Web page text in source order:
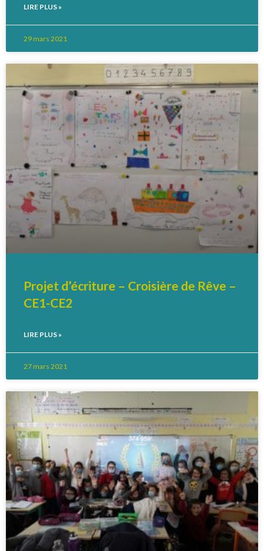
LIRE PLUS »
29 mars 2021
Projet d’écriture – Croisière de Rêve –
CE1-CE2
LIRE PLUS »
27 mars 2021